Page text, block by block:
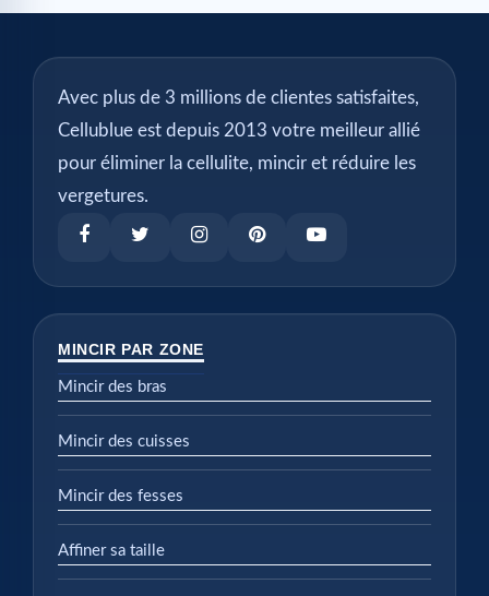
Avec plus de 3 millions de clientes satisfaites,
Cellublue est depuis 2013 votre meilleur allié
pour éliminer la cellulite, mincir et réduire les
vergetures.
MINCIR PAR ZONE
Mincir des bras
Mincir des cuisses
Mincir des fesses
Affiner sa taille